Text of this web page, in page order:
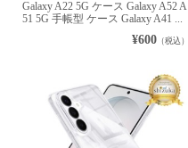
Galaxy A22 5G ケース Galaxy A52 A
51 5G 手帳型 ケース Galaxy A41 ...
¥600（税込）